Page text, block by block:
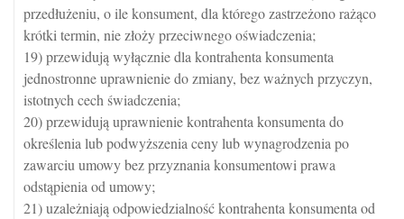
przedłużeniu, o ile konsument, dla którego zastrzeżono rażąco
krótki termin, nie złoży przeciwnego oświadczenia;
19) przewidują wyłącznie dla kontrahenta konsumenta
jednostronne uprawnienie do zmiany, bez ważnych przyczyn,
istotnych cech świadczenia;
20) przewidują uprawnienie kontrahenta konsumenta do
określenia lub podwyższenia ceny lub wynagrodzenia po
zawarciu umowy bez przyznania konsumentowi prawa
odstąpienia od umowy;
21) uzależniają odpowiedzialność kontrahenta konsumenta od